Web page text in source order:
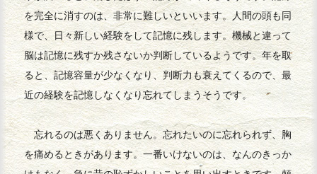
を完全に消すのは、非常に難しいといいます。人間の頭も同
様で、日々新しい経験をして記憶に残します。機械と違って
脳は記憶に残すか残さないか判断しているようです。年を取
ると、記憶容量が少なくなり、判断力も衰えてくるので、最
近の経験を記憶しなくなり忘れてしまうそうです。
忘れるのは悪くありません。忘れたいのに忘れられず、胸
を痛めるときがあります。一番いけないのは、なんのきっか